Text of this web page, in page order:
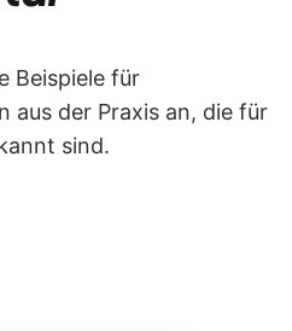
Beispiele für
aus der Praxis an, die für
sind.